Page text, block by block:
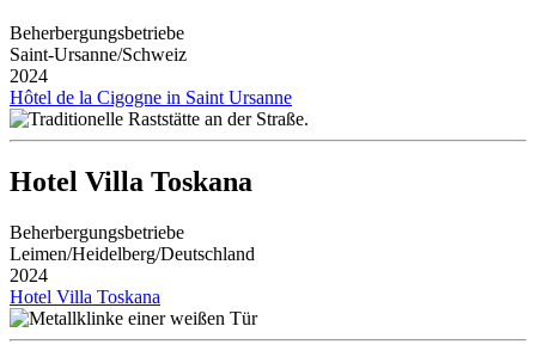
Beherbergungsbetriebe
Saint-Ursanne/Schweiz
2024
Hôtel de la Cigogne in Saint Ursanne
Hotel Villa Toskana
Beherbergungsbetriebe
Leimen/Heidelberg/Deutschland
2024
Hotel Villa Toskana